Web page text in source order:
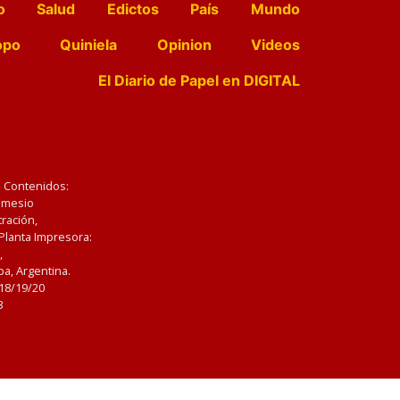
Salud Edictos País
Mundo
Quiniela Opinion
Videos
El Diario de Papel en DIGITAL
Impresora:
Argentina.
19/20